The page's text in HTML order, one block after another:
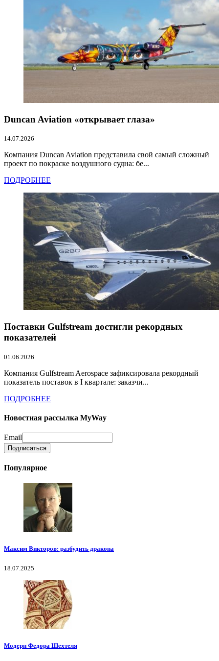
Duncan Aviation «открывает глаза»
14.07.2026
Компания Duncan Aviation представила свой самый сложный
проект по покраске воздушного судна: бе...
ПОДРОБНЕЕ
Поставки Gulfstream достигли рекордных
показателей
01.06.2026
Компания Gulfstream Aerospace зафиксировала рекордный
показатель поставок в I квартале: заказчи...
ПОДРОБНЕЕ
Новостная рассылка MyWay
Email
Популярное
Максим Викторов: разбудить дракона
18.07.2025
Модерн Федора Шехтеля